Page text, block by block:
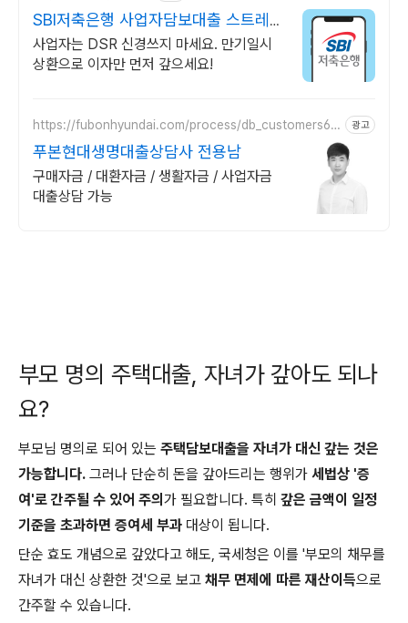
SBI저축은행 사업자담보대출 스트레스
DSR 고민 그만
사업자는 DSR 신경쓰지 마세요. 만기일시
상환으로 이자만 먼저 갚으세요!
https://fubonhyundai.com/process/db_customers6.d
광고
푸본현대생명대출상담사 전용남
구매자금 / 대환자금 / 생활자금 / 사업자금
대출상담 가능
부모 명의 주택대출, 자녀가 갚아도 되나
요?
부모님 명의로 되어 있는 주택담보대출을 자녀가 대신 갚는 것은
가능합니다. 그러나 단순히 돈을 갚아드리는 행위가 세법상 '증
여'로 간주될 수 있어 주의 가 필요합니다. 특히 갚은 금액이 일정
기준을 초과하면 증여세 부과 대상이 됩니다.
단순 효도 개념으로 갚았다고 해도, 국세청은 이를 '부모의 채무를
자녀가 대신 상환한 것'으로 보고 채무 면제에 따른 재산이득으로
간주할 수 있습니다.